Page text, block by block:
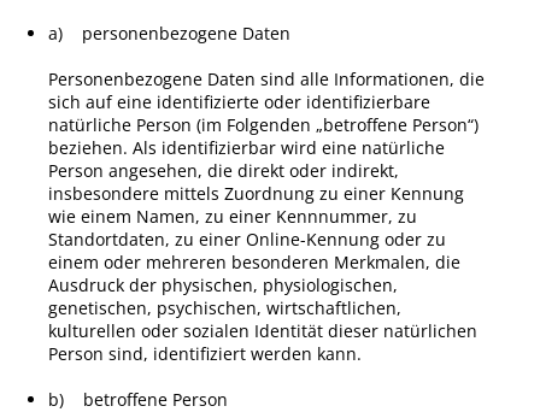
a) personenbezogene Daten
Personenbezogene Daten sind alle Informationen, die
sich auf eine identifizierte oder identifizierbare
natürliche Person (im Folgenden „betroffene Person“)
beziehen. Als identifizierbar wird eine natürliche
Person angesehen, die direkt oder indirekt,
insbesondere mittels Zuordnung zu einer Kennung
wie einem Namen, zu einer Kennnummer, zu
Standortdaten, zu einer Online-Kennung oder zu
einem oder mehreren besonderen Merkmalen, die
Ausdruck der physischen, physiologischen,
genetischen, psychischen, wirtschaftlichen,
kulturellen oder sozialen Identität dieser natürlichen
Person sind, identifiziert werden kann.
b) betroffene Person